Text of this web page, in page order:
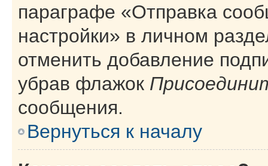
параграфе «Отправка
настройки» в личном
отменить добавление
убрав флажок
сообщения.
Вернуться к началу